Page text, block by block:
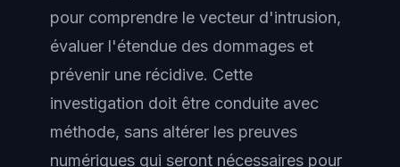
pour comprendre le vecteur d'intrusion,
évaluer l'étendue des dommages et
prévenir une récidive. Cette
investigation doit être conduite avec
méthode, sans altérer les preuves
numériques qui seront nécessaires pour